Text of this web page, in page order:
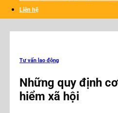
Liên hệ
Tư vấn lao động
Những quy định
hiểm xã hội